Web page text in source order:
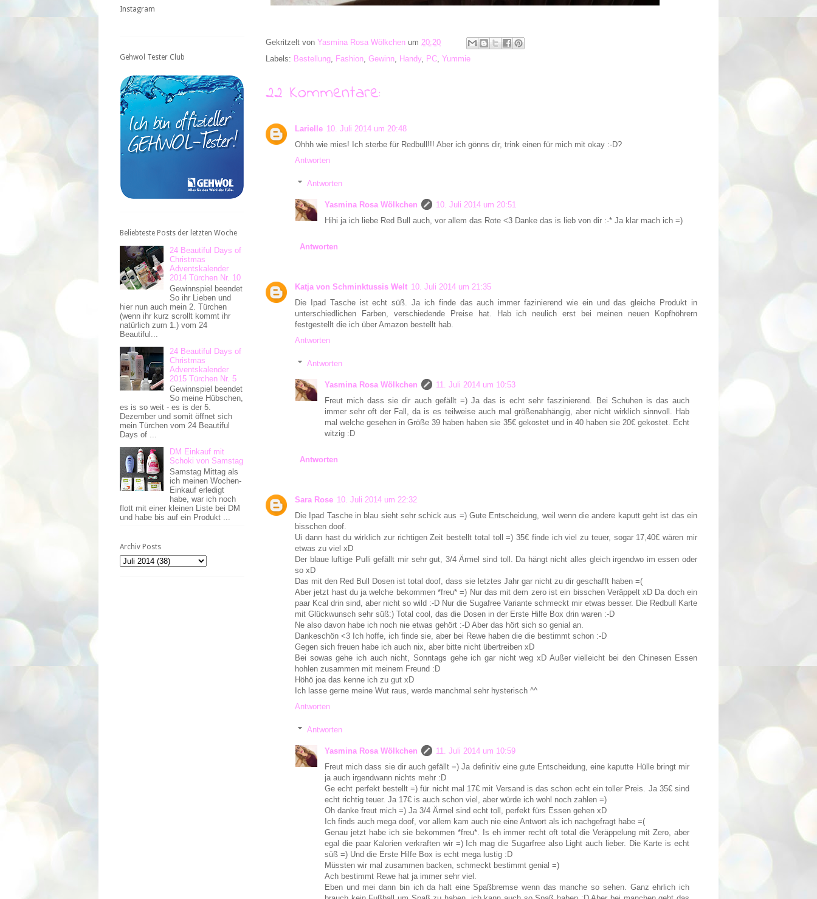
Gekritzelt von Yasmina Rosa Wölkchen um 20:20
Labels: Bestellung Fashion Gewinn Handy, PC Yummie
22 Kommentare:
Larielle 10. Juli 2014 um 20:48
Ohhh wie mies! Ich sterbe für Redbull!!! Aber ich gönns dir, trink einen für mich mit okay :-D?
Antworten
Antworten
Yasmina Rosa Wölkchen
10. Juli 2014 um 20:51
Hihi ja ich liebe Red Bull auch, vor allem das Rote <3 Danke das is lieb von dir :-* Ja klar mach ich =)
Antworten
Katja von Schminktussis Welt 10. Juli 2014 um 21:35
Die Ipad Tasche ist echt süß. Ja ich finde das auch immer fazinierend wie ein und das gleiche Produkt in
unterschiedlichen Farben, verschiedende Preise hat. Hab ich neulich erst bei meinen neuen Kopfhöhrern
festgestellt die ich über Amazon bestellt hab.
Antworten
Antworten
Yasmina Rosa Wölkchen
11. Juli 2014 um 10:53
Freut mich dass sie dir auch gefällt =) Ja das is echt sehr faszinierend. Bei Schuhen is das auch
immer sehr oft der Fall, da is es teilweise auch mal größenabhängig, aber nicht wirklich sinnvoll. Hab
mal welche gesehen in Größe 39 haben haben sie 35€ gekostet und in 40 haben sie 20€ gekostet. Echt
witzig :D
Antworten
Sara Rose 10. Juli 2014 um 22:32
Die Ipad Tasche in blau sieht sehr schick aus =) Gute Entscheidung, weil wenn die andere kaputt geht ist das ein
bisschen doof.
Ui dann hast du wirklich zur richtigen Zeit bestellt total toll =) 35€ finde ich viel zu teuer, sogar 17,40€ wären mir
etwas zu viel xD
Der blaue luftige Pulli gefällt mir sehr gut, 3/4 Ärmel sind toll. Da hängt nicht alles gleich irgendwo im essen oder
so xD
Das mit den Red Bull Dosen ist total doof, dass sie letztes Jahr gar nicht zu dir geschafft haben =(
Aber jetzt hast du ja welche bekommen *freu* =) Nur das mit dem zero ist ein bisschen Veräppelt xD Da doch ein
paar Kcal drin sind, aber nicht so wild :-D Nur die Sugafree Variante schmeckt mir etwas besser. Die Redbull Karte
mit Glückwunsch sehr süß:) Total cool, das die Dosen in der Erste Hilfe Box drin waren :-D
Ne also davon habe ich noch nie etwas gehört :-D Aber das hört sich so genial an.
Dankeschön <3 Ich hoffe, ich finde sie, aber bei Rewe haben die die bestimmt schon :-D
Gegen sich freuen habe ich auch nix, aber bitte nicht übertreiben xD
Bei sowas gehe ich auch nicht, Sonntags gehe ich gar nicht weg xD Außer vielleicht bei den Chinesen Essen
hohlen zusammen mit meinem Freund :D
Höhö joa das kenne ich zu gut xD
Ich lasse gerne meine Wut raus, werde manchmal sehr hysterisch ^^
Antworten
Antworten
Yasmina Rosa Wölkchen
11. Juli 2014 um 10:59
Freut mich dass sie dir auch gefällt =) Ja definitiv eine gute Entscheidung, eine kaputte Hülle bringt mir
ja auch irgendwann nichts mehr :D
Ge echt perfekt bestellt =) für nicht mal 17€ mit Versand is das schon echt ein toller Preis. Ja 35€ sind
echt richtig teuer. Ja 17€ is auch schon viel, aber würde ich wohl noch zahlen =)
Oh danke freut mich =) Ja 3/4 Ärmel sind echt toll, perfekt fürs Essen gehen xD
Ich finds auch mega doof, vor allem kam auch nie eine Antwort als ich nachgefragt habe =(
Genau jetzt habe ich sie bekommen *freu*. Is eh immer recht oft total die Veräppelung mit Zero, aber
egal die paar Kalorien verkraften wir =) Ich mag die Sugarfree also Light auch lieber. Die Karte is echt
süß =) Und die Erste Hilfe Box is echt mega lustig :D
Müssten wir mal zusammen backen, schmeckt bestimmt genial =)
Ach bestimmt Rewe hat ja immer sehr viel.
Eben und mei dann bin ich da halt eine Spaßbremse wenn das manche so sehen. Ganz ehrlich ich
Instagram
Gehwol Tester Club
Beliebteste Posts der letzten Woche
24 Beautiful Days of
Christmas
Adventskalender
2014 Türchen Nr. 10
Gewinnspiel beendet
So ihr Lieben und
hier nun auch mein 2. Türchen
(wenn ihr kurz scrollt kommt ihr
natürlich zum 1.) vom 24
Beautiful...
24 Beautiful Days of
Christmas
Adventskalender
2015 Türchen Nr. 5
Gewinnspiel beendet
So meine Hübschen,
es is so weit - es is der 5.
Dezember und somit öffnet sich
mein Türchen vom 24 Beautiful
Days of ...
DM Einkauf mit
Schoki von Samstag
Samstag Mittag als
ich meinen Wochen-
Einkauf erledigt
habe, war ich noch
flott mit einer kleinen Liste bei DM
und habe bis auf ein Produkt ...
Archiv Posts